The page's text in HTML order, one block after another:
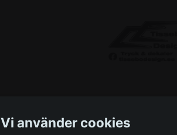
Vi använder cookies